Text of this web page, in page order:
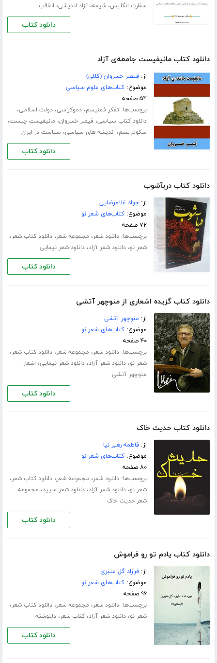
سفارت انگلیس،شیعه،آزاد اندیشی، انقلاب
دانلود کتاب
دانلود کتاب مانیفیست جامعه‌ی آزاد
از:قیصر خسروان (کللی)
موضوع:کتاب‌های علوم سیاسی
۵۴ صفحه
برچسب‌ها: تفکر فمنیسم،دموکراسی،دولت اسلامی،
دانلود کتاب سیاسی، قیصر خسروان، مانیفیست چیست،
سکولاریسم، اندیشه های سیاسی، سیاست در ایران
دانلود کتاب
دانلود کتاب دریآشوب
از:جواد غلامرضایی
موضوع:کتاب‌های شعر نو
۷۲ صفحه
برچسب‌ها:دانلود شعر، مجموعه شعر،دانلود کتاب شعر،
شعر نو،دانلود شعر آزاد،دانلود شعر نیمایی
دانلود کتاب
دانلود کتاب گزیده اشعاری از منوچهر آتشی
از: منوچهر آتشی
موضوع:کتاب‌های شعر نو
۴۰ صفحه
برچسب‌ها:دانلود شعر، مجموعه شعر،دانلود کتاب شعر،
شعر نو،دانلود شعر آزاد،دانلود شعر نیمایی، اشعار
منوچهر آتشی
دانلود کتاب
دانلود کتاب حدیث خاک
از:فاطمه رهبر نیا
موضوع:کتاب‌های شعر نو
۸۰ صفحه
برچسب‌ها:دانلود شعر، مجموعه شعر،دانلود کتاب شعر،
شعر نو،دانلود شعر آزاد،دانلود شعر سپید، مجموعه
شعر حدیث خاک
دانلود کتاب
دانلود کتاب یادم تو رو فراموش
از:فرزاد گل عنبری
موضوع:کتاب‌های شعر نو
۹۶ صفحه
برچسب‌ها:دانلود شعر، مجموعه شعر،دانلود کتاب شعر،
شعر نو،دانلود شعر آزاد،کتاب شعر،دلنوشته
دانلود کتاب